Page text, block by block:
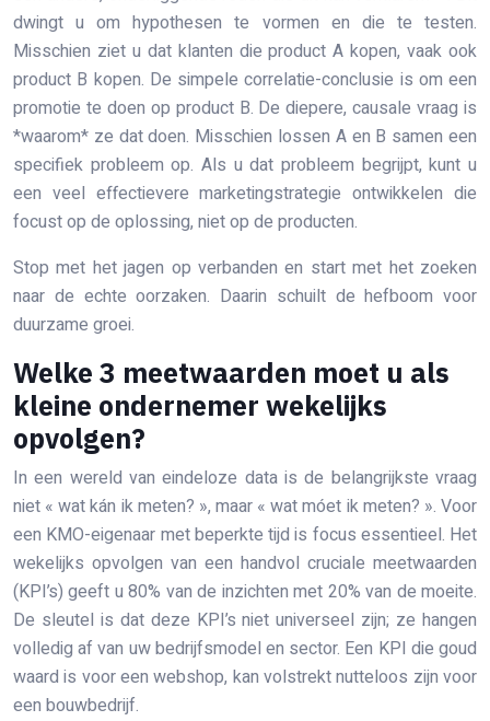
dwingt u om hypothesen te vormen en die te testen.
Misschien ziet u dat klanten die product A kopen, vaak ook
product B kopen. De simpele correlatie-conclusie is om een
promotie te doen op product B. De diepere, causale vraag is
*waarom* ze dat doen. Misschien lossen A en B samen een
specifiek probleem op. Als u dat probleem begrijpt, kunt u
een veel effectievere marketingstrategie ontwikkelen die
focust op de oplossing, niet op de producten.
Stop met het jagen op verbanden en start met het zoeken
naar de echte oorzaken. Daarin schuilt de hefboom voor
duurzame groei.
Welke 3 meetwaarden moet u als
kleine ondernemer wekelijks
opvolgen?
In een wereld van eindeloze data is de belangrijkste vraag
niet « wat kán ik meten? », maar « wat móet ik meten? ». Voor
een KMO-eigenaar met beperkte tijd is focus essentieel. Het
wekelijks opvolgen van een handvol cruciale meetwaarden
(KPI’s) geeft u 80% van de inzichten met 20% van de moeite.
De sleutel is dat deze KPI’s niet universeel zijn; ze hangen
volledig af van uw bedrijfsmodel en sector. Een KPI die goud
waard is voor een webshop, kan volstrekt nutteloos zijn voor
een bouwbedrijf.